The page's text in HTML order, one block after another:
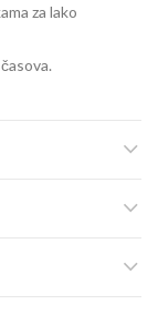
za lako